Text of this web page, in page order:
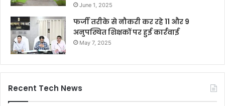
June 1, 2025
फर्जी तरीके से नौकरी कर रहे 11 और 9
अनुपस्थित शिक्षकों पर हुई कार्रवाई
May 7, 2025
Recent Tech News